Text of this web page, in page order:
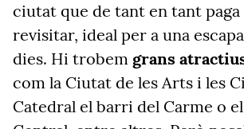
ciutat que de tant en tant paga
revisitar, ideal per a una
dies. Hi trobem grans
com la Ciutat de les Arts i les
Catedral el barri del Carme o